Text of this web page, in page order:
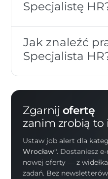
Specjalistę
Jak znaleźć
Specjalista
Zgarnij ofertę
zanim zrobią to
Ustaw job alert dla
Wrocław". Dostaniesz
nowej oferty — z
zadań. Bez